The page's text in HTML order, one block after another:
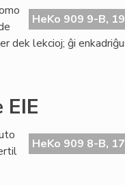
HeKo 909 9-B,
dek lekcioj; ĝi
HeKo 909 8-B,